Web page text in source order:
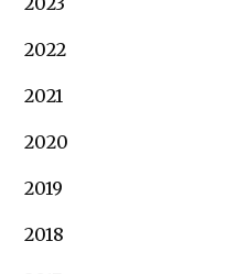
2022
2021
2020
2019
2018